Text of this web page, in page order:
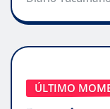
ÚLTIMO